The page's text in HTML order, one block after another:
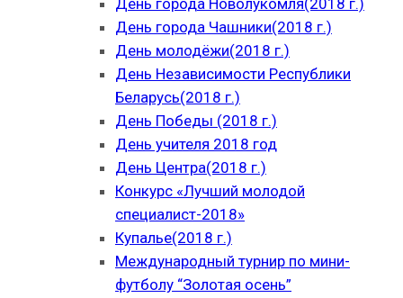
День города Новолукомля(2018 г.)
День города Чашники(2018 г.)
День молодёжи(2018 г.)
День Независимости Республики
Беларусь(2018 г.)
День Победы (2018 г.)
День учителя 2018 год
День Центра(2018 г.)
Конкурс «Лучший молодой
специалист-2018»
Купалье(2018 г.)
Международный турнир по мини-
футболу “Золотая осень”